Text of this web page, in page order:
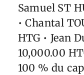
Samuel ST
• Chantal
HTG • Jean
10,000.00
100 % du